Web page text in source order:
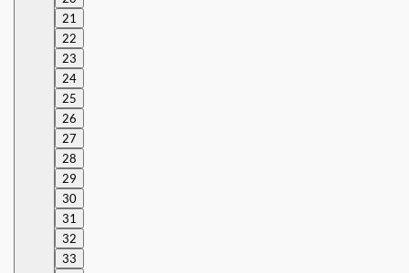
21
22
23
24
25
26
27
28
29
30
31
32
33